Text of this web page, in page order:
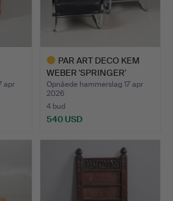
apr
PAR ART DECO KEM
WEBER 'SPRINGER'
LÆNESTOL…
Opnåede hammerslag 17 apr
2026
4 bud
540 USD
genstand